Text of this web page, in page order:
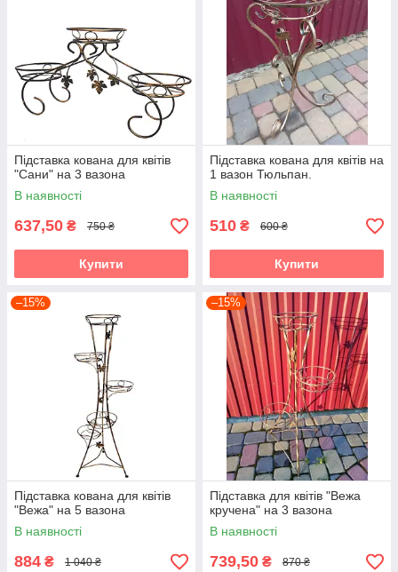
Підставка кована для квітів
"Сани" на 3 вазона
В наявності
637,50 ₴ 750 ₴
Купити
Підставка кована для квітів на
1 вазон Тюльпан.
В наявності
510 ₴ 600 ₴
Купити
–15%
Підставка кована для квітів
"Вежа" на 5 вазона
В наявності
884 ₴ 1 040 ₴
–15%
Підставка для квітів "Вежа
кручена" на 3 вазона
В наявності
739,50 ₴ 870 ₴